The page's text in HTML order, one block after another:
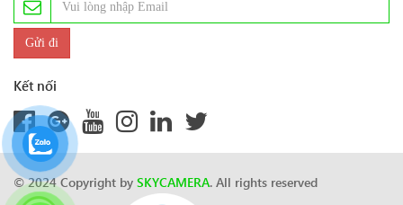
Kết nối
© 2024 Copyright by SKYCAMERA. All rights reserved